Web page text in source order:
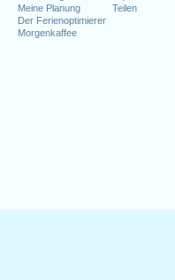
Meine Planung
Der Ferienoptimierer
Morgenkaffee
Teilen